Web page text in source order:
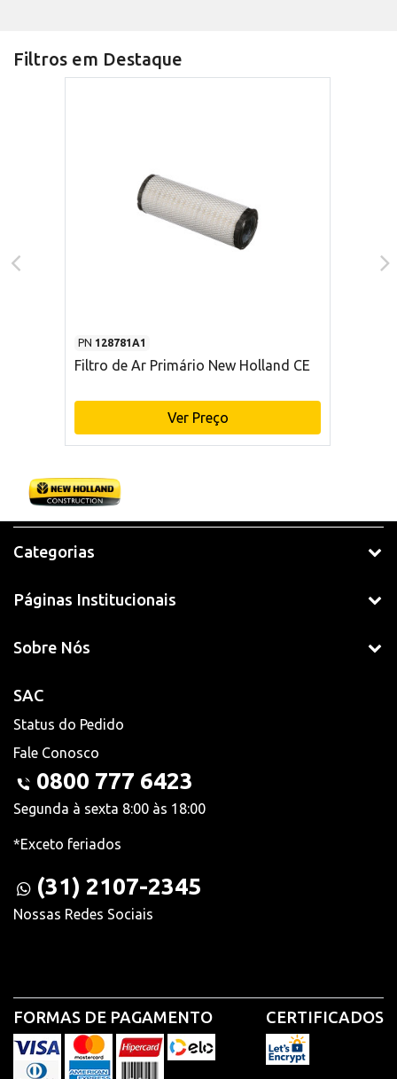
Filtros em Destaque
PN 128781A1
Filtro de Ar Primário New Holland CE
Ver Preço
Categorias
Páginas Institucionais
Sobre Nós
SAC
Status do Pedido
Fale Conosco
0800 777 6423
Segunda à sexta 8:00 às 18:00
*Exceto feriados
(31) 2107-2345
Nossas Redes Sociais
FORMAS DE PAGAMENTO CERTIFICADOS